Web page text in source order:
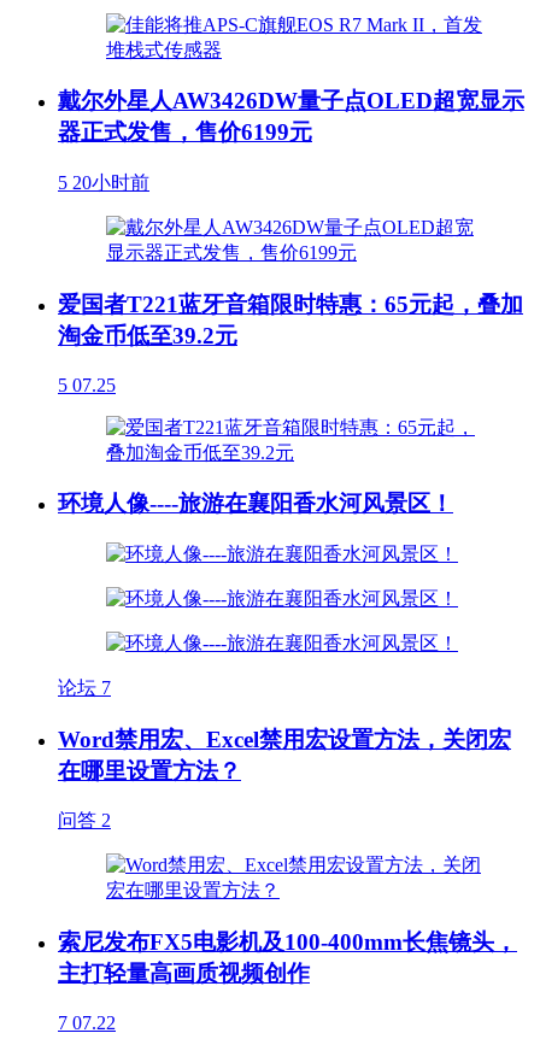
戴尔外星人AW3426DW量子点OLED超宽显示
器正式发售，售价6199元
5 20小时前
爱国者T221蓝牙音箱限时特惠：65元起，叠加
淘金币低至39.2元
5 07.25
环境人像----旅游在襄阳香水河风景区！
论坛 7
Word禁用宏、Excel禁用宏设置方法，关闭宏
在哪里设置方法？
问答 2
索尼发布FX5电影机及100-400mm长焦镜头，
主打轻量高画质视频创作
7 07.22